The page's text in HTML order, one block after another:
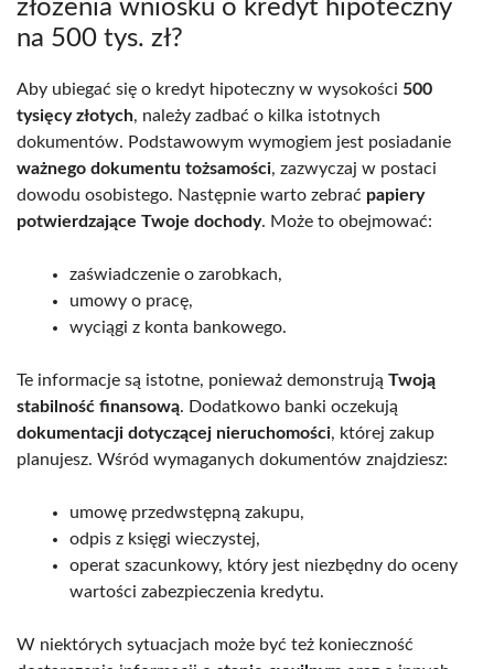
złożenia wniosku o kredyt hipoteczny
na 500 tys. zł?
Aby ubiegać się o kredyt hipoteczny w wysokości 500
tysięcy złotych, należy zadbać o kilka istotnych
dokumentów. Podstawowym wymogiem jest posiadanie
ważnego dokumentu tożsamości, zazwyczaj w postaci
dowodu osobistego. Następnie warto zebrać papiery
potwierdzające Twoje dochody. Może to obejmować:
zaświadczenie o zarobkach,
umowy o pracę,
wyciągi z konta bankowego.
Te informacje są istotne, ponieważ demonstrują Twoją
stabilność finansową. Dodatkowo banki oczekują
dokumentacji dotyczącej nieruchomości, której zakup
planujesz. Wśród wymaganych dokumentów znajdziesz:
umowę przedwstępną zakupu,
odpis z księgi wieczystej,
operat szacunkowy, który jest niezbędny do oceny
wartości zabezpieczenia kredytu.
W niektórych sytuacjach może być też konieczność